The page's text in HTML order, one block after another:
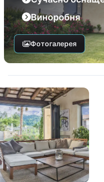
Виноробня
Фотогалерея